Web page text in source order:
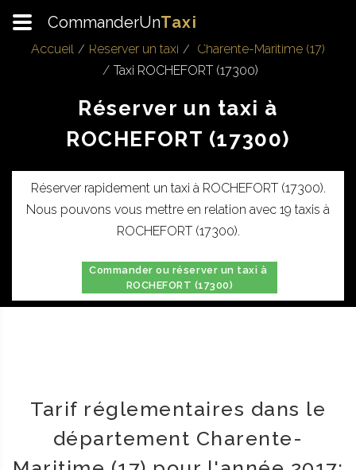
CommanderUnTaxi
Accueil Réserver un taxi
Charente-Maritime (17)
Taxi ROCHEFORT (17300)
Réserver un taxi à
ROCHEFORT (17300)
Réserver rapidement un taxi à ROCHEFORT (17300).
Nous pouvons vous mettre en relation avec 19 taxis à
ROCHEFORT (17300).
Commander ou réserver un taxi à
ROCHEFORT (17300)
Tarif réglementaires dans le
département Charente-